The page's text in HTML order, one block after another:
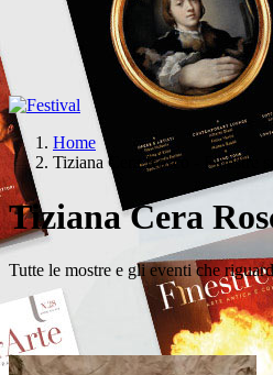
Home
Tiziana Cera Rosco - Finestre
Tiziana Cera
Tutte le mostre e gli eventi che